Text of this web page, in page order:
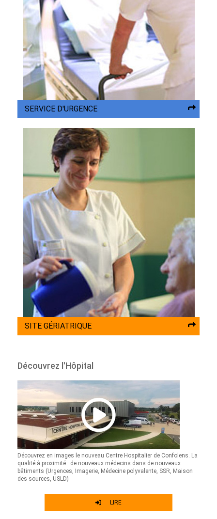
SERVICE D'URGENCE
SITE GÉRIATRIQUE
Découvrez l'Hôpital
Découvrez en images le nouveau Centre Hospitalier de Confolens. La
qualité à proximité : de nouveaux médecins dans de nouveaux
bâtiments (Urgences, Imagerie, Médecine polyvalente, SSR, Maison
des sources, USLD)
LIRE